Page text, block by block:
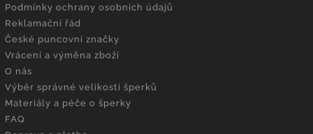
Podmínky ochrany osobních údajů
Reklamační řád
České puncovní značky
Vrácení a výměna zboží
O nás
Výběr správné velikosti šperků
Materiály a péče o šperky
FAQ